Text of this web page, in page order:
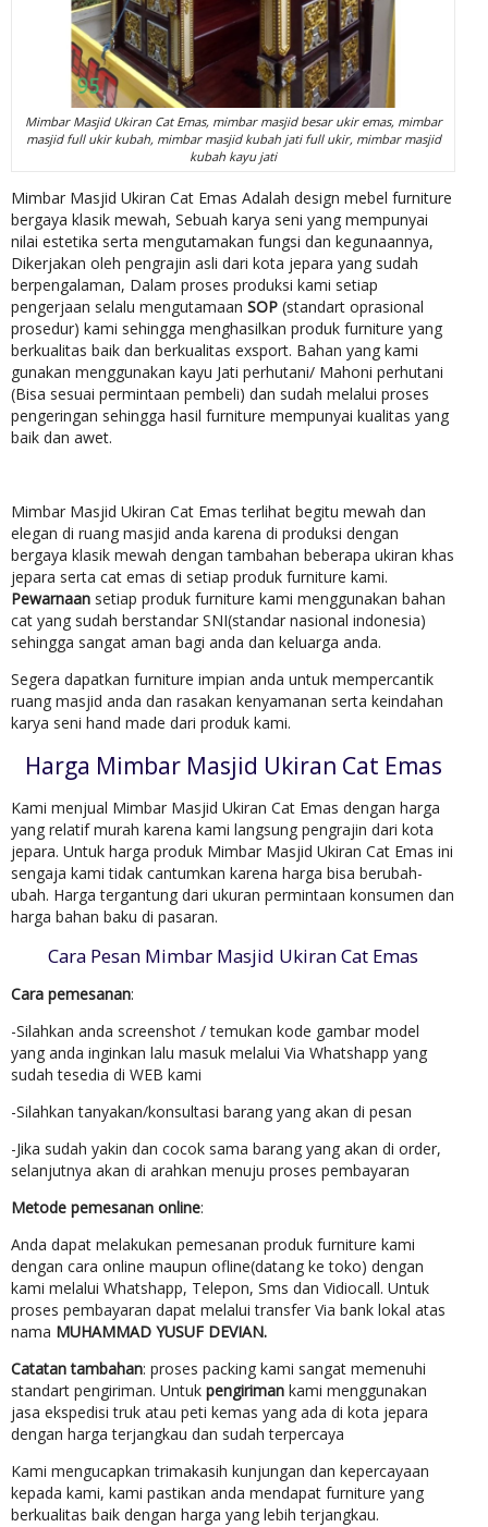
Mimbar Masjid Ukiran Cat Emas, mimbar masjid besar ukir emas, mimbar
masjid full ukir kubah, mimbar masjid kubah jati full ukir, mimbar masjid
kubah kayu jati
Mimbar Masjid Ukiran Cat Emas Adalah design mebel furniture
bergaya klasik mewah, Sebuah karya seni yang mempunyai
nilai estetika serta mengutamakan fungsi dan kegunaannya,
Dikerjakan oleh pengrajin asli dari kota jepara yang sudah
berpengalaman, Dalam proses produksi kami setiap
pengerjaan selalu mengutamaan SOP (standart oprasional
prosedur) kami sehingga menghasilkan produk furniture yang
berkualitas baik dan berkualitas exsport. Bahan yang kami
gunakan menggunakan kayu Jati perhutani/ Mahoni perhutani
(Bisa sesuai permintaan pembeli) dan sudah melalui proses
pengeringan sehingga hasil furniture mempunyai kualitas yang
baik dan awet.
Mimbar Masjid Ukiran Cat Emas terlihat begitu mewah dan
elegan di ruang masjid anda karena di produksi dengan
bergaya klasik mewah dengan tambahan beberapa ukiran khas
jepara serta cat emas di setiap produk furniture kami.
Pewarnaan setiap produk furniture kami menggunakan bahan
cat yang sudah berstandar SNI(standar nasional indonesia)
sehingga sangat aman bagi anda dan keluarga anda.
Segera dapatkan furniture impian anda untuk mempercantik
ruang masjid anda dan rasakan kenyamanan serta keindahan
karya seni hand made dari produk kami.
Harga Mimbar Masjid Ukiran Cat Emas
Kami menjual Mimbar Masjid Ukiran Cat Emas dengan harga
yang relatif murah karena kami langsung pengrajin dari kota
jepara. Untuk harga produk Mimbar Masjid Ukiran Cat Emas ini
sengaja kami tidak cantumkan karena harga bisa berubah-
ubah. Harga tergantung dari ukuran permintaan konsumen dan
harga bahan baku di pasaran.
Cara Pesan Mimbar Masjid Ukiran Cat Emas
Cara pemesanan:
-Silahkan anda screenshot / temukan kode gambar model
yang anda inginkan lalu masuk melalui Via Whatshapp yang
sudah tesedia di WEB kami
-Silahkan tanyakan/konsultasi barang yang akan di pesan
-Jika sudah yakin dan cocok sama barang yang akan di order,
selanjutnya akan di arahkan menuju proses pembayaran
Metode pemesanan online:
Anda dapat melakukan pemesanan produk furniture kami
dengan cara online maupun ofline(datang ke toko) dengan
kami melalui Whatshapp, Telepon, Sms dan Vidiocall. Untuk
proses pembayaran dapat melalui transfer Via bank lokal atas
nama MUHAMMAD YUSUF DEVIAN.
Catatan tambahan: proses packing kami sangat memenuhi
standart pengiriman. Untuk pengiriman kami menggunakan
jasa ekspedisi truk atau peti kemas yang ada di kota jepara
dengan harga terjangkau dan sudah terpercaya
Kami mengucapkan trimakasih kunjungan dan kepercayaan
kepada kami, kami pastikan anda mendapat furniture yang
berkualitas baik dengan harga yang lebih terjangkau.